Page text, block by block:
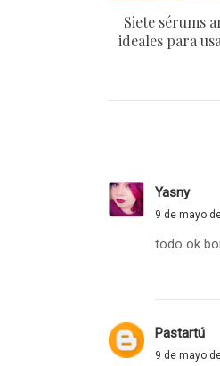
Siete sérums
ideales para
Yasny
9 de mayo
todo ok
Pastartú
9 de mayo